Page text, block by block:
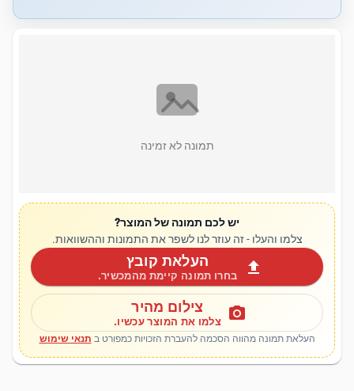
תמונה לא זמינה
יש לכם תמונה של המוצר?
צלמו והעלו - זה עוזר לנו לשפר את התמונות וההשוואות.
upload העלאת קובץ
בחרו תמונה קיימת מהמכשיר.
photo_camera צילום מהיר
צלמו את המוצר עכשיו.
העלאת תמונה מהווה הסכמה להעברת הזכויות כמפורט ב תנאי שימוש